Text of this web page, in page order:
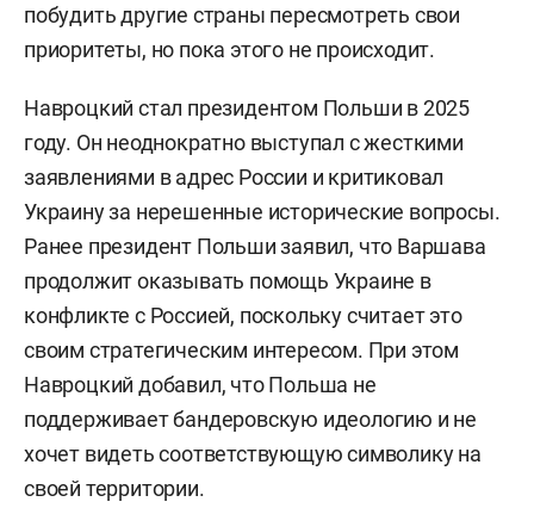
побудить другие страны пересмотреть свои
приоритеты, но пока этого не происходит.
Навроцкий стал президентом Польши в 2025
году. Он неоднократно выступал с жесткими
заявлениями в адрес России и критиковал
Украину за нерешенные исторические вопросы.
Ранее президент Польши заявил, что Варшава
продолжит оказывать помощь Украине в
конфликте с Россией, поскольку считает это
своим стратегическим интересом. При этом
Навроцкий добавил, что Польша не
поддерживает бандеровскую идеологию и не
хочет видеть соответствующую символику на
своей территории.